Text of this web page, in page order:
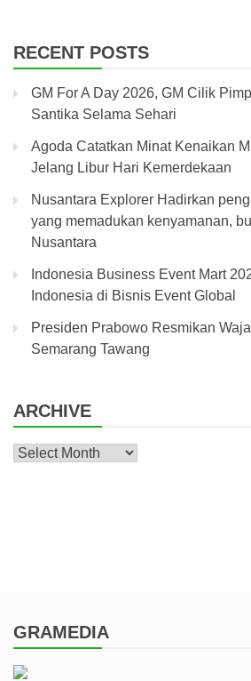
RECENT POSTS
GM For A Day 2026, GM Cilik
Santika Selama Sehari
Agoda Catatkan Minat Kenaikan
Jelang Libur Hari Kemerdekaan
Nusantara Explorer Hadirkan
yang memadukan kenyamanan,
Nusantara
Indonesia Business Event Mart
Indonesia di Bisnis Event Global
Presiden Prabowo Resmikan
Semarang Tawang
ARCHIVE
Archive
GRAMEDIA